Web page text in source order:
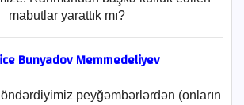
mabutlar yarattık mı?
Bunyadov Memmedeliyev
peyğəmbərlərdən (onların